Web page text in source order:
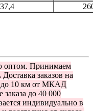
37,4
оптом. Принимаем
Доставка заказов на
до 10 км от МКАД
до 40 000
индивидуально в